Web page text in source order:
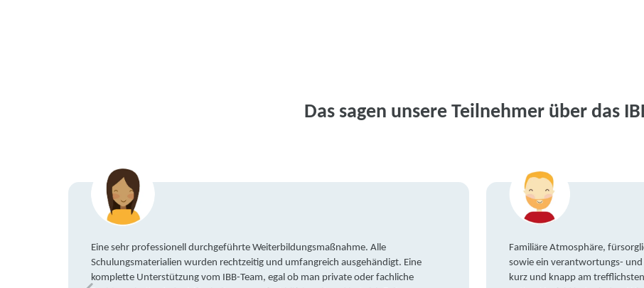
Das sagen unsere Teilnehmer über das
Eine sehr professionell durchgeführte Weiterbildungsmaßnahme. Alle
Schulungsmaterialien wurden rechtzeitig und umfangreich ausgehändigt. Eine
komplette Unterstützung vom IBB-Team, egal ob man private oder fachliche
Familiäre Atmosphäre,
sowie ein verantwortungs- und
kurz und knapp am